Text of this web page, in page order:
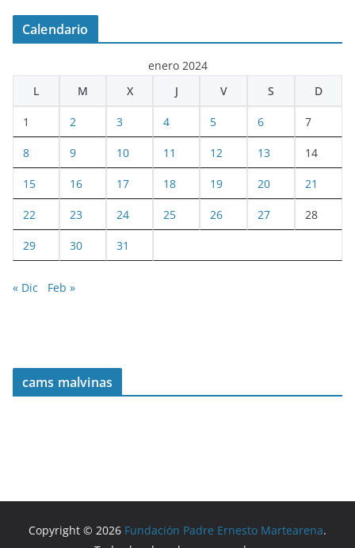
Calendario
enero 2024
L
M X J V S D
1 2 3 4 5 6 7
8 9 10 11 12 13 14
15 16 17 18 19 20 21
22 23 24 25 26 27 28
29 30 31
« Dic Feb »
cams malvinas
Copyright © 2026 Fundación Padre Ernesto Martearena.